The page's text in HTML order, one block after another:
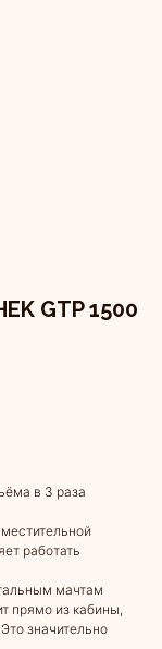
GTP 1500
в 3 раза
работать
мачтам
прямо из кабины,
значительно